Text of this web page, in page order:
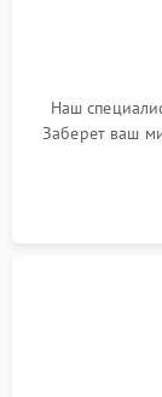
Наш
Заберет ваш